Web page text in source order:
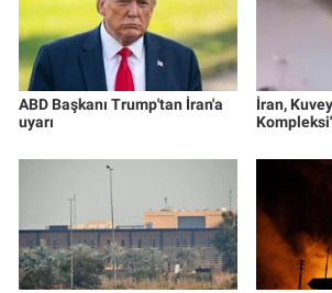
ABD Başkanı Trump'tan İran'a
uyarı
İran,